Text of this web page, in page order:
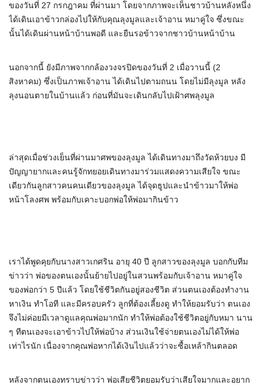
ของวันที่ 27 กรกฎาคม ที่ผ่านมา โดยจากภาพจะเห็นชาวบ้านหลังหนึ่ง
ได้เดินเอาข้าวกล่องไปให้กับคุณลุงมูลและเจ้าอาน หมาคู่ใจ ซึ่งขณะ
นั้นได้เดินผ่านหน้าบ้านพอดี และยืนรอข้าวจากชาวบ้านหน้าบ้าน
นอกจากนี้ ยังมีภาพจากกล้องวงจรปิดของวันที่ 2 เมื่อวานนี้ (2
สิงหาคม) ซึ่งเป็นภาพเจ้าอาน ได้เดินไปตามถนน โดยไม่มีลุงมูล หลัง
ลุงนอนตายในบ้านแล้ว ก่อนที่มันจะเดินกลับไปเฝ้าศพลุงมูล
ล่าสุดเมื่อช่วงเย็นที่ผ่านมาศพของลุงมูล ได้เดินทางมาถึงวัดห้วยบง มี
ปัญญายากและคนรู้จักทยอยเดินทางมาร่วมแสดงความเสียใจ ขณะ
เดียวกันลูกสาวคนคนเดียวของลุงมูล ได้จุดธูปและนำข้าวมาให้พ่อ
หน้าโลงศพ พร้อมกับเคาะบอกพ่อให้พ่อมากินข้าว
เราได้พูดคุยกับนางสาวเกศริน อายุ 40 ปี ลูกสาวของลุงมูล บอกกับทีม
ข่าวว่า พ่อของตนเองนั้นย้ายไปอยู่ในสวนพร้อมกับเจ้าอาน หมาคู่ใจ
ของพ่อกว่า 5 ปีแล้ว โดยใช้ชีวิตกันอยู่สองชีวิต ส่วนตนเองต้องทำงาน
หาเงิน ทำโอที และมีครอบครัว ลูกที่ต้องเลี้ยงดู ทำให้ยอมรับว่า ตนเอง
จึงไม่ค่อยมีเวลาดูแลคุณพ่อมากนัก ทำให้พ่อต้องใช้ชีวิตอยู่กับหมา นาน
ๆ ทีตนเองจะเอาข้าวไปให้พ่อบ้าง ส่วนเงินใช้จ่ายตนเองไม่ได้ให้พ่อ
เท่าไรนัก เนื่องจากคุณพ่อหากได้เงินไปแล้วว่าจะซื้อเหล้ากินตลอด
หลังจากตนเองทราบข่าวว่า พ่อเสียชีวิตยอมรับว่าเสียใจมากและอยาก